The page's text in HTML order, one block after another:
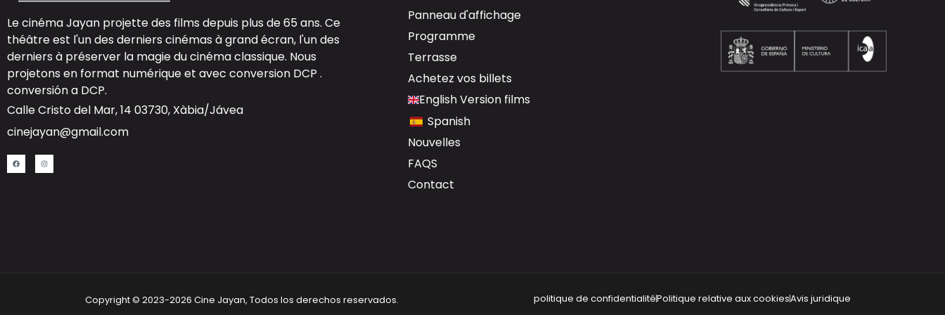
Le cinéma Jayan projette des films depuis plus de 65 ans. Ce
théâtre est l'un des derniers cinémas à grand écran, l'un des
derniers à préserver la magie du cinéma classique. Nous
projetons en format numérique et avec conversion DCP .
conversión a DCP.
Calle Cristo del Mar, 14 03730, Xàbia/Jávea
cinejayan@gmail.com
Panneau d'affichage
Programme
Terrasse
Achetez vos billets
English Version films
Spanish
Nouvelles
FAQS
Contact
Copyright © 2023-2026 Cine Jayan, Todos los derechos reservados. politique de confidentialitéPolitique relative aux cookiesAvis juridique